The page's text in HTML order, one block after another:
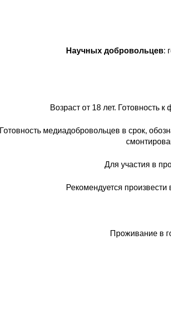
Научных добровольцев:
Возраст от 18 лет. Готовность
Готовность медиадобровольцев в срок,
Для участия в
Рекомендуется
Проживание в